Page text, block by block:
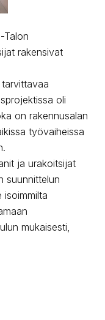
Talon
rakensivat
oli
on rakennusalan
työvaiheissa
ja urakoitsijat
suunnittelun
mukaisesti,